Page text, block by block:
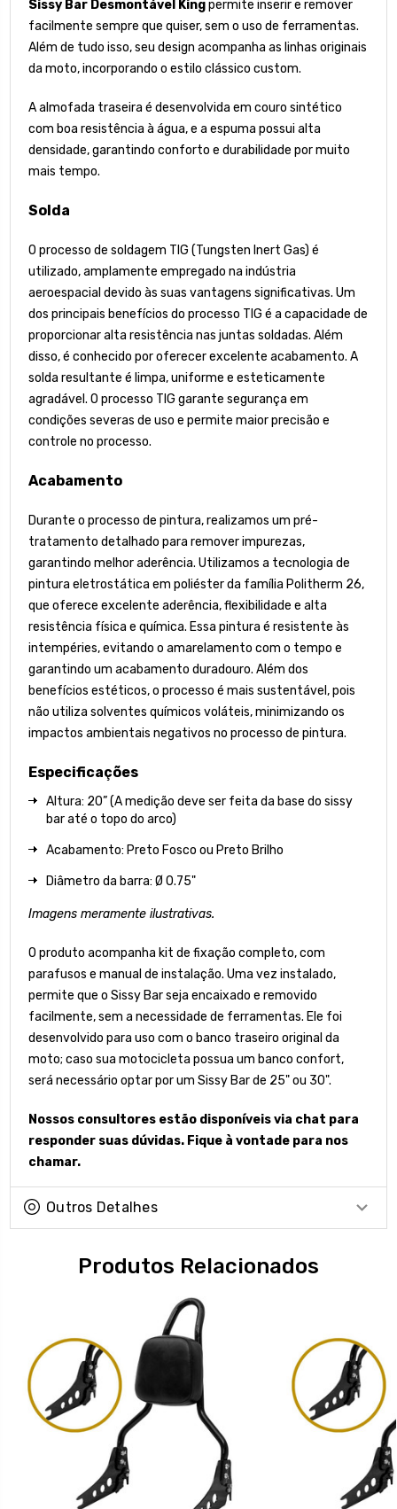
Sissy Bar Desmontável Kingpermite inserir e remover
facilmente sempre que quiser, sem o uso de ferramentas.
Além de tudo isso, seu design acompanha as linhas originais
da moto, incorporando o estilo clássico custom.
A almofada traseira é desenvolvida em couro sintético
com boa resistência à água, e a espuma possui alta
densidade, garantindo conforto e durabilidade por muito
mais tempo.
Solda
O processo de soldagem TIG (Tungsten Inert Gas) é
utilizado, amplamente empregado na indústria
aeroespacial devido às suas vantagens significativas. Um
dos principais benefícios do processo TIG é a capacidade de
proporcionar alta resistência nas juntas soldadas. Além
disso, é conhecido por oferecer excelente acabamento. A
solda resultante é limpa, uniforme e esteticamente
agradável. O processo TIG garante segurança em
condições severas de uso e permite maior precisão e
controle no processo.
Acabamento
Durante o processo de pintura, realizamos um pré-
tratamento detalhado para remover impurezas,
garantindo melhor aderência. Utilizamos a tecnologia de
pintura eletrostática em poliéster da família Politherm 26,
que oferece excelente aderência, flexibilidade e alta
resistência física e química. Essa pintura é resistente às
intempéries, evitando o amarelamento com o tempo e
garantindo um acabamento duradouro. Além dos
benefícios estéticos, o processo é mais sustentável, pois
não utiliza solventes químicos voláteis, minimizando os
impactos ambientais negativos no processo de pintura.
Especificações
Altura: 20” (A medição deve ser feita da base do sissy
bar até o topo do arco)
Acabamento: Preto Fosco ou Preto Brilho
Diâmetro da barra: Ø 0.75"
Imagens meramente ilustrativas.
O produto acompanha kit de fixação completo, com
parafusos e manual de instalação. Uma vez instalado,
permite que o Sissy Bar seja encaixado e removido
facilmente, sem a necessidade de ferramentas. Ele foi
desenvolvido para uso com o banco traseiro original da
moto; caso sua motocicleta possua um banco confort,
será necessário optar por um Sissy Bar de 25" ou 30".
Nossos consultores estão disponíveis via chat para
responder suas dúvidas. Fique à vontade para nos
chamar.
Outros Detalhes
Produtos Relacionados